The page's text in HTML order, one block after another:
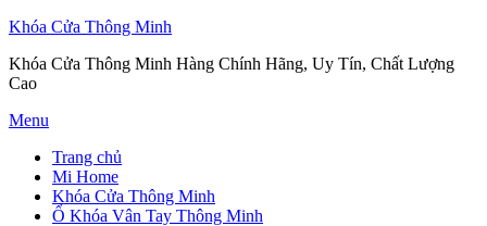
Khóa Cửa Thông Minh
Khóa Cửa Thông Minh Hàng Chính Hãng, Uy Tín, Chất Lượng
Cao
Skip
content
Menu
Trang chủ
Mi Home
Khóa Cửa Thông Minh
Ổ Khóa Vân Tay Thông Minh